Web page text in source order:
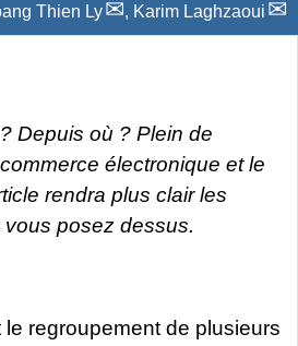
Thien Ly , Karim Laghzaoui
Depuis où ? Plein de
électronique et le
rendra plus clair les
posez dessus.
le regroupement de plusieurs